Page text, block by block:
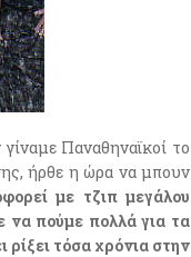
Παναθηναϊκοί το
ήρθε η ώρα να μπουν
με τζιπ μεγάλου
να πούμε πολλά για τα
τόσα χρόνια στην